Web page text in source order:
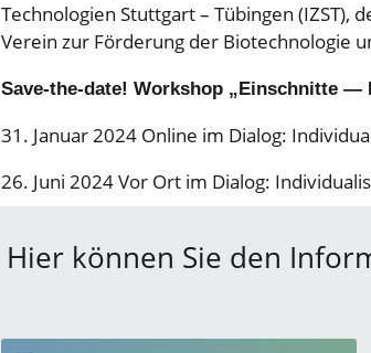
Technologien Stuttgart – Tübingen (IZST),
Verein zur Förderung der Biotechnologie
Save-the-date! Workshop „Einschnitte ―
31. Januar 2024 Online im Dialog:
26. Juni 2024 Vor Ort im Dialog:
Hier können Sie den